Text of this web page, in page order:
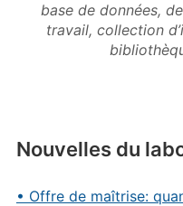
Nouvelles du
• Offre de maîtrise:
base de données,
travail, collection